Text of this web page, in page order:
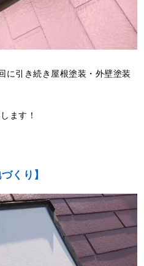
に引き続き屋根塗装・外壁塗装
ます！
くり】